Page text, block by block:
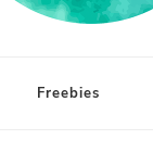
Freebies